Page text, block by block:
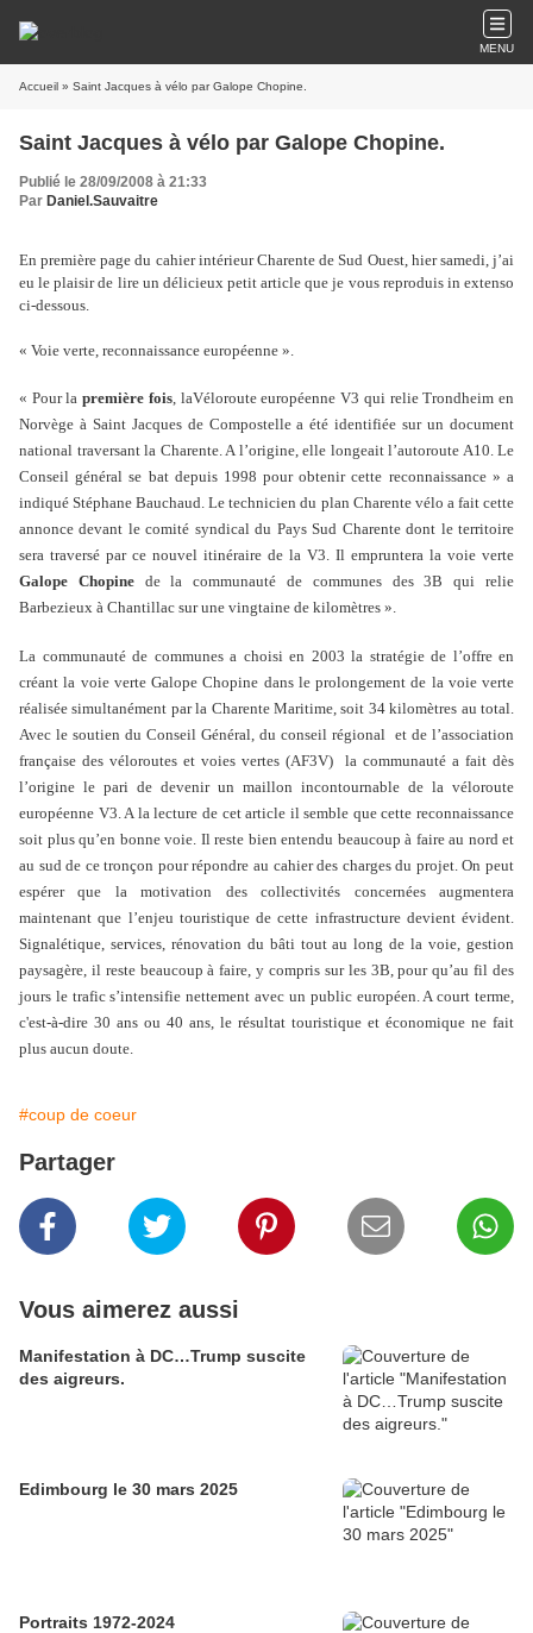
MENU
Accueil » Saint Jacques à vélo par Galope Chopine.
Saint Jacques à vélo par Galope Chopine.
Publié le 28/09/2008 à 21:33
Par Daniel.Sauvaitre
En première page du cahier intérieur Charente de Sud Ouest, hier samedi, j’ai
eu le plaisir de lire un délicieux petit article que je vous reproduis in extenso
ci-dessous.
« Voie verte, reconnaissance européenne ».
« Pour lapremière fois, laVéloroute européenne V3 qui relie Trondheim en
Norvège à Saint Jacques de Compostelle a été identifiée sur un document
national traversant la Charente. A l’origine, elle longeait l’autoroute A10. Le
Conseil général se bat depuis 1998 pour obtenir cette reconnaissance » a
indiqué Stéphane Bauchaud. Le technicien du plan Charente vélo a fait cette
annonce devant le comité syndical du Pays Sud Charente dont le territoire
sera traversé par ce nouvel itinéraire de la V3. Il empruntera la voie verte
Galope Chopinede la communauté de communes des 3B qui relie
Barbezieux à Chantillac sur une vingtaine de kilomètres ».
La communauté de communes a choisi en 2003 la stratégie de l’offre en
créant la voie verte Galope Chopine dans le prolongement de la voie verte
réalisée simultanément par la Charente Maritime, soit 34 kilomètres au total.
Avec le soutien du Conseil Général, du conseil régional et de l’association
française des véloroutes et voies vertes (AF3V)
la communauté a fait dès
l’origine le pari de devenir un maillon incontournable de la véloroute
européenne V3. A la lecture de cet article il semble que cette reconnaissance
soit plus qu’en bonne voie. Il reste bien entendu beaucoup à faire au nord et
au sud de ce tronçon pour répondre au cahier des charges du projet. On peut
espérer que la motivation des collectivités concernées augmentera
maintenant que l’enjeu touristique de cette infrastructure devient évident.
Signalétique, services, rénovation du bâti tout au long de la voie, gestion
paysagère, il reste beaucoup à faire, y compris sur les 3B, pour qu’au fil des
jours le trafic s’intensifie nettement avec un public européen. A court terme,
c'est-à-dire 30 ans ou 40 ans, le résultat touristique et économique ne fait
plus aucun doute.
#coup de coeur
Partager
Vous aimerez aussi
Manifestation à DC…Trump suscite
des aigreurs.
Edimbourg le 30 mars 2025
Portraits 1972-2024